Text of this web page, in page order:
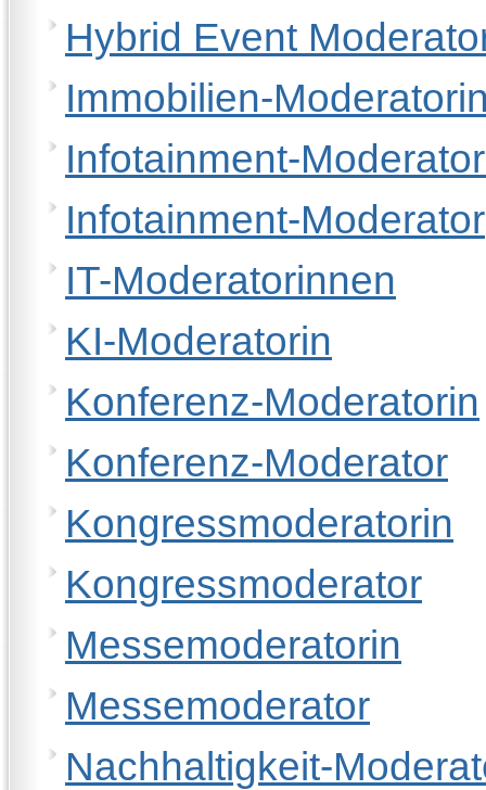
Hybrid Event
Immobilien-
Infotainment-
Infotainment-Moderator
IT-Moderatorinnen
KI-Moderatorin
Konferenz-Moderatorin
Konferenz-Moderator
Kongressmoderatorin
Kongressmoderator
Messemoderatorin
Messemoderator
Nachhaltigkeit-